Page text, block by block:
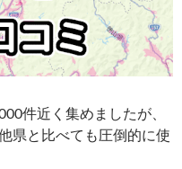
件近く集めましたが、
県と比べても圧倒的に使